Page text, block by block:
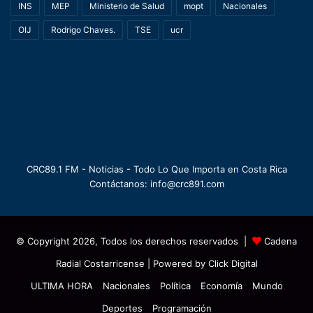
INS MEP Ministerio de Salud mopt Nacionales
OIJ Rodrigo Chaves. TSE ucr
CRC89.1 FM - Noticias - Todo Lo Que Importa en Costa Rica
Contáctanos: info@crc891.com
© Copyright 2026, Todos los derechos reservados |
Cadena
Radial Costarricense | Powered by Click Digital
ULTIMA HORA
Nacionales Política Economía
Mundo
Deportes
Programación